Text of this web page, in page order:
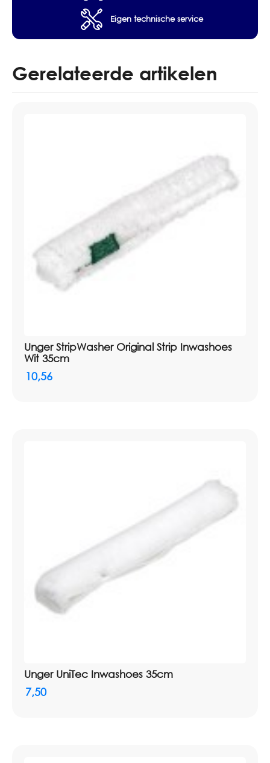
Eigen technische service
Gerelateerde artikelen
Unger StripWasher Original Strip Inwashoes
Wit 35cm
10,56
Unger UniTec Inwashoes 35cm
7,50